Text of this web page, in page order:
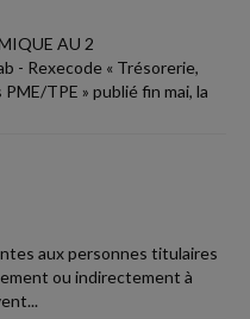
AU 2
- Rexecode « Trésorerie,
TPE » publié fin mai, la
aux personnes titulaires
ou indirectement à